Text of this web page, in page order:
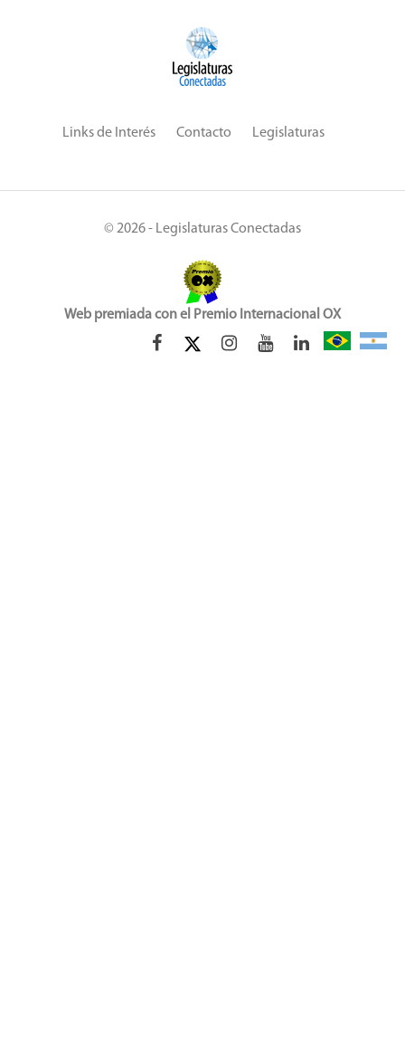
Links de Interés Contacto Legislaturas
© 2026 - Legislaturas Conectadas
Web premiada con el Premio Internacional OX